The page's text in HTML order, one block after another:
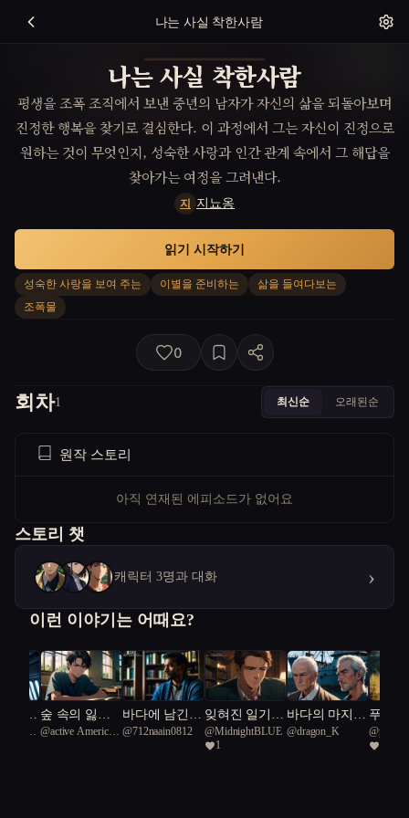
나는 사실 착한사람
나는 사실 착한사람
평생을 조폭 조직에서 보낸 중년의 남자가 자신의 삶을 되돌아보며
진정한 행복을 찾기로 결심한다. 이 과정에서 그는 자신이 진정으로
원하는 것이 무엇인지, 성숙한 사랑과 인간 관계 속에서 그 해답을
찾아가는 여정을 그려낸다.
지 지뇨옹
성숙한 사랑을 보여 주는 이별을 준비하는
삶을 들여다보는
조폭물
읽기 시작하기
0
회차1 최신순 오래된순
원작 스토리
아직 연재된 에피소드가 없어요
스토리 챗
캐릭터 3명과 대화 ›
이런 이야기는 어때요?
메아
crane
숲 속의 잃어
버린 진실
@active American
바다에 남긴
도자기 이야기
@712naain0812
잊혀진 일기와
영웅들의 서사
시
@MidnightBLUE
1
바다의 마지막
인사
@dragon_K
푸른
녀의
@